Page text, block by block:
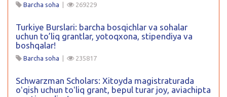
Barcha soha | 269229
Turkiye Burslari: barcha bosqichlar va sohalar
uchun to’liq grantlar, yotoqxona, stipendiya va
boshqalar!
Barcha soha | 235817
Schwarzman Scholars: Xitoyda magistraturada
oʻqish uchun toʻliq grant, bepul turar joy, aviachipta